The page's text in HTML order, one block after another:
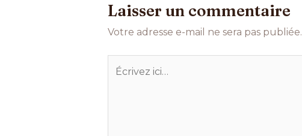
Laisser un commentaire
Votre adresse e-mail ne sera pas publiée.
Écrivez